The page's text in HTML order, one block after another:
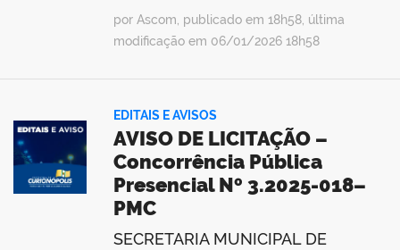
por Ascom, publicado em 18h58, última
modificação em 06/01/2026 18h58
EDITAIS E AVISOS
AVISO DE LICITAÇÃO –
Concorrência Pública
Presencial Nº 3.2025-018–
PMC
SECRETARIA MUNICIPAL DE